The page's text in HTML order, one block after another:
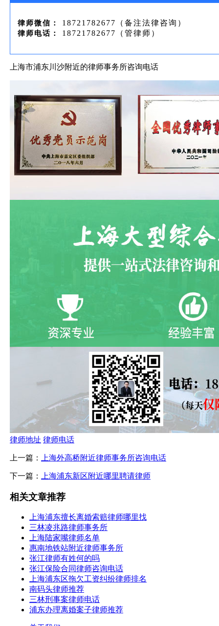
律师微信： 18721782677（备注法律咨询）
律师电话： 18721782677（管律师）
上海市浦东川沙附近的律师事务所咨询电话
律师地址 律师电话
上一篇： 上海外高桥附近律师事务所咨询电话
下一篇： 上海浦东新区附近哪里聘请律师
相关文章推荐
上海浦东擅长离婚索赔律师哪里找
三林凌兆路律师事务所
上海陆家嘴律师名单
惠南地铁站附近律师事务所
张江律师有姓何的吗
张江保险合同律师咨询电话
上海浦东区拖欠工资纠纷律师排名
南码头律师推荐
三林刑事案律师电话
浦东办理离婚案子律师推荐